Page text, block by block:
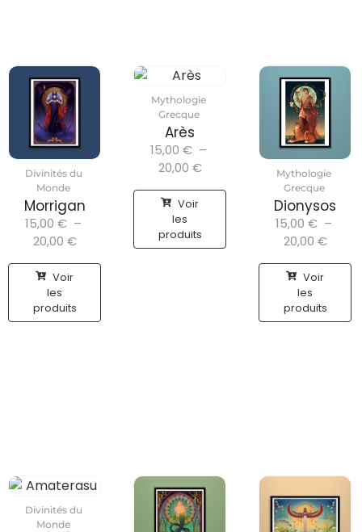
Divinités du
Monde
Morrigan
15,00 € –
20,00 €
Voir
les
produits
Mythologie
Grecque
Arès
15,00 € –
20,00 €
Voir
les
produits
Mythologie
Grecque
Dionysos
15,00 € –
20,00 €
Voir
les
produits
Divinités du
Monde